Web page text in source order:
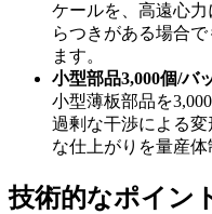
ケールを、高遠心
らつきがある場合
ます。
小型部品3,000個/バ
小型薄板部品を
過剰な干渉による
な仕上がりを量産体
技術的なポイン